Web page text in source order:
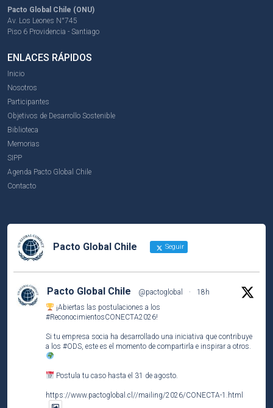
Pacto Global Chile (ONU)
Av. Los Leones N°745
Piso 6 Providencia - Santiago
ENLACES RÁPIDOS
Inicio
Nosotros
Participantes
Objetivos de Desarrollo Sostenible
Biblioteca
Memorias
SIPP
Agenda Pacto Global Chile
Contacto
Pacto Global Chile Seguir
Pacto Global Chile @pactoglobal ·
18h
¡Abiertas las postulaciones a los
#ReconocimientosCONECTA2026!
Si tu empresa socia ha desarrollado una iniciativa que contribuye
a los #ODS, este es el momento de compartirla e inspirar a otros.
Postula tu caso hasta el 31 de agosto.
https://www.pactoglobal.cl//mailing/2026/CONECTA-1.html